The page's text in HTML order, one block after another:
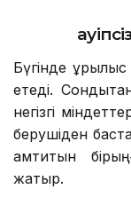
Бүгінде
етеді.
негізгі
берушіден
қамтитын
жатыр.